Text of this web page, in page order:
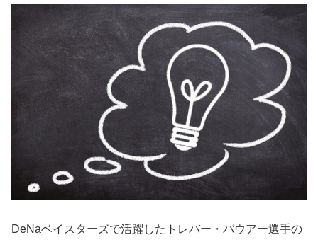
DeNaベイスターズで活躍したトレバー・バウアー選手の